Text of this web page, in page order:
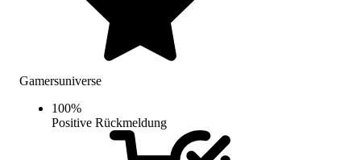
Gamersuniverse
100%
Positive Rückmeldung